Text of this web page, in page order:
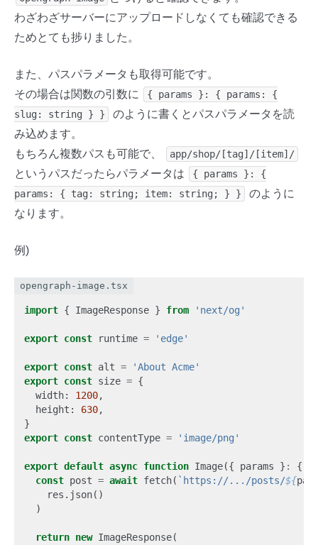
わざわざサーバーにアップロードしなくても確認できる
ためとても捗りました。
また、パスパラメータも取得可能です。
その場合は関数の引数に
{ params }: { params: {
slug: string } }
のように書くとパスパラメータを読
み込めます。
もちろん複数パスも可能で、
app/shop/[tag]/[item]/
というパスだったらパラメータは
{ params }: {
params: { tag: string; item: string; } }
のように
なります。
例)
opengraph-image.tsx
import { ImageResponse } from 'next/og'
export const runtime = 'edge'
export const alt =
'About Acme'
export const size = {
width: 1200,
height : 630,
}
export const contentType = 'image/png'
export default async function Image({ params } : {
const post = await fetch( `https://.../posts/${
res . json()
)
return new ImageResponse(